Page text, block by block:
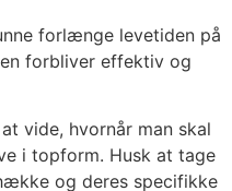
forlænge levetiden på
forbliver effektiv og
vide, hvornår man skal
i topform. Husk at tage
og deres specifikke